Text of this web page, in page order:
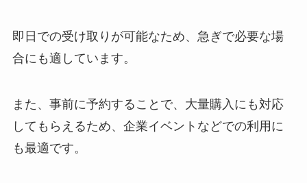
る？
終了なの？使い方やレビューは？
コメリで売ってないの？
即日での受け取りが可能なため、急ぎで必要な場
合にも適しています。
また、事前に予約することで、大量購入にも対応
してもらえるため、企業イベントなどでの利用に
も最適です。